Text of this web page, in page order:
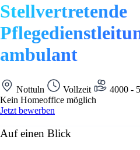
Stellvertretende
ambulant
Nottuln Vollzeit
4000 -
Kein Homeoffice möglich
Jetzt bewerben
Auf einen Blick